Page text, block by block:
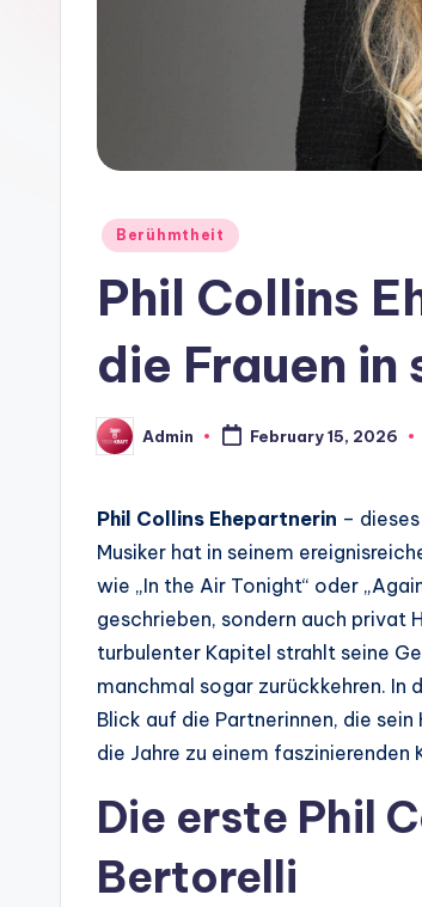
Posted
Berühmtheit
Phil Collins
die Frauen in
Posted
by
Admin February 15, 2026
Phil Collins Ehepartnerin –
Musiker hat in seinem
wie „In the Air Tonight“ oder
geschrieben, sondern auch privat
turbulenter Kapitel strahlt seine
manchmal sogar zurückkehren.
Blick auf die Partnerinnen, die
die Jahre zu einem faszinierenden
Die erste Phil
Bertorelli